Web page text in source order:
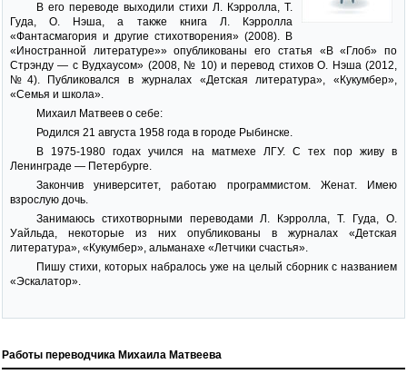
В его переводе выходили стихи Л. Кэрролла, Т.
Гуда, О. Нэша, а также книга Л. Кэрролла
«Фантасмагория и другие стихотворения» (2008). В
«Иностранной литературе»» опубликованы его статья «В «Глоб» по
Стрэнду — с Вудхаусом» (2008, № 10) и перевод стихов О. Нэша (2012,
№4). Публиковался в журналах «Детская литература», «Кукумбер»,
«Семья и школа».
Михаил Матвеев о себе:
Родился 21 августа 1958 года в городе Рыбинске.
В 1975-1980 годах учился на матмехе ЛГУ. С тех пор живу в
Ленинграде — Петербурге.
Закончив университет, работаю программистом. Женат. Имею
взрослую дочь.
Занимаюсь стихотворными переводами Л. Кэрролла, Т. Гуда, О.
Уайльда, некоторые из них опубликованы в журналах «Детская
литература», «Кукумбер», альманахе «Летчики счастья».
Пишу стихи, которых набралось уже на целый сборник с названием
«Эскалатор».
Работы переводчика Михаила Матвеева